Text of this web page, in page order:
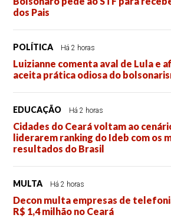
dos Pais
POLÍTICA Há 2 horas
Luizianne comenta aval de Lula e
aceita prática odiosa do
EDUCAÇÃO Há 2 horas
Cidades do Ceará voltam ao
liderarem ranking do Ideb com os
resultados do Brasil
MULTA Há 2 horas
Decon multa empresas de
R$ 1,4 milhão no Ceará